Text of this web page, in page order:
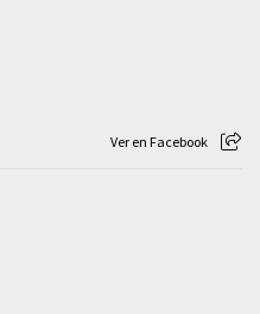
Ver en Facebook